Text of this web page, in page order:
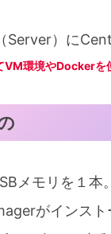
Server）に
環境やDockerを
メモリを１本。
がインスト